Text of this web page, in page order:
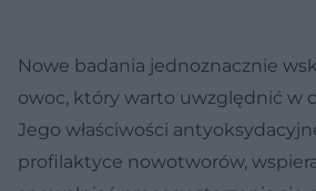
Nowe badania jednoznacznie
owoc, który warto uwzględnić w
Jego właściwości
profilaktyce nowotworów,